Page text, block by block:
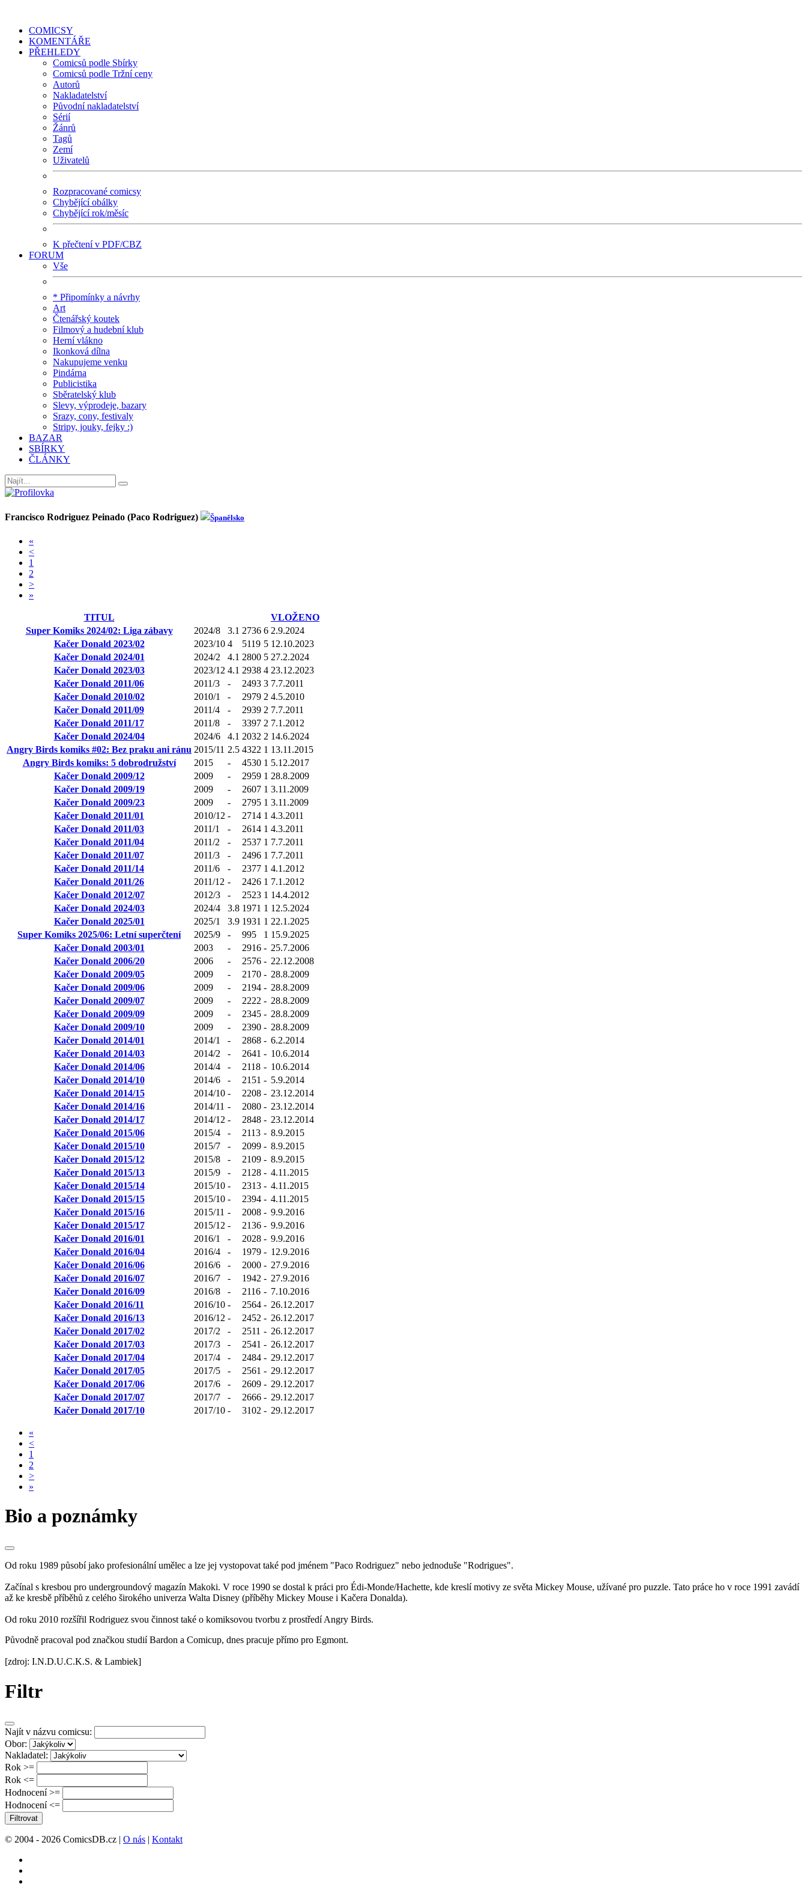
COMICSY
KOMENTÁŘE
PŘEHLEDY
Comicsů podle Sbírky
Comicsů podle Tržní ceny
Autorů
Nakladatelství
Původní nakladatelství
Sérií
Žánrů
Tagů
Zemí
Uživatelů
Rozpracované comicsy
Chybějící obálky
Chybějící rok/měsíc
K přečtení v PDF/CBZ
FORUM
Vše
* Připomínky a návrhy
Art
Čtenářský koutek
Filmový a hudební klub
Herní vlákno
Ikonková dílna
Nakupujeme venku
Pindárna
Publicistika
Sběratelský klub
Slevy, výprodeje, bazary
Srazy, cony, festivaly
Stripy, jouky, fejky :)
BAZAR
SBÍRKY
ČLÁNKY
Francisco Rodriguez Peinado (Paco Rodriguez) Španělsko
«
<
1
2
>
»
TITUL
VLOŽENO
Super Komiks 2024/02: Liga zábavy
2024/8 3.1 2736 6 2.9.2024
Kačer Donald 2023/02
2023/10 4 5119 5 12.10.2023
Kačer Donald 2024/01
2024/2 4.1 2800 5 27.2.2024
Kačer Donald 2023/03
2023/12 4.1 2938 4 23.12.2023
Kačer Donald 2011/06
2011/3 - 2493 3 7.7.2011
Kačer Donald 2010/02
2010/1 - 2979 2 4.5.2010
Kačer Donald 2011/09
2011/4 - 2939 2 7.7.2011
Kačer Donald 2011/17
2011/8 - 3397 2 7.1.2012
Kačer Donald 2024/04
2024/6 4.1 2032 2 14.6.2024
Angry Birds komiks #02: Bez praku ani ránu 2015/11 2.5 4322 1 13.11.2015
Angry Birds komiks: 5 dobrodružství
2015 - 4530 1 5.12.2017
Kačer Donald 2009/12
2009 - 2959 1 28.8.2009
Kačer Donald 2009/19
2009 - 2607 1 3.11.2009
Kačer Donald 2009/23
2009 - 2795 1 3.11.2009
Kačer Donald 2011/01
2010/12 - 2714 1 4.3.2011
Kačer Donald 2011/03
2011/1 - 2614 1 4.3.2011
Kačer Donald 2011/04
2011/2 - 2537 1 7.7.2011
Kačer Donald 2011/07
2011/3 - 2496 1 7.7.2011
Kačer Donald 2011/14
2011/6 - 2377 1 4.1.2012
Kačer Donald 2011/26
2011/12 - 2426 1 7.1.2012
Kačer Donald 2012/07
2012/3 - 2523 1 14.4.2012
Kačer Donald 2024/03
2024/4 3.8 1971 1 12.5.2024
Kačer Donald 2025/01
2025/1 3.9 1931 1 22.1.2025
Super Komiks 2025/06: Letní superčtení
2025/9 - 995 1 15.9.2025
Kačer Donald 2003/01
2003 - 2916 - 25.7.2006
Kačer Donald 2006/20
2006 - 2576 - 22.12.2008
Kačer Donald 2009/05
2009 - 2170 - 28.8.2009
Kačer Donald 2009/06
2009 - 2194 - 28.8.2009
Kačer Donald 2009/07
2009 - 2222 - 28.8.2009
Kačer Donald 2009/09
2009 - 2345 - 28.8.2009
Kačer Donald 2009/10
2009 - 2390 - 28.8.2009
Kačer Donald 2014/01
2014/1 - 2868 - 6.2.2014
Kačer Donald 2014/03
2014/2 - 2641 - 10.6.2014
Kačer Donald 2014/06
2014/4 - 2118 - 10.6.2014
Kačer Donald 2014/10
2014/6 - 2151 - 5.9.2014
Kačer Donald 2014/15
2014/10 - 2208 - 23.12.2014
Kačer Donald 2014/16
2014/11 - 2080 - 23.12.2014
Kačer Donald 2014/17
2014/12 - 2848 - 23.12.2014
Kačer Donald 2015/06
2015/4 - 2113 - 8.9.2015
Kačer Donald 2015/10
2015/7 - 2099 - 8.9.2015
Kačer Donald 2015/12
2015/8 - 2109 - 8.9.2015
Kačer Donald 2015/13
2015/9 - 2128 - 4.11.2015
Kačer Donald 2015/14
2015/10 - 2313 - 4.11.2015
Kačer Donald 2015/15
2015/10 - 2394 - 4.11.2015
Kačer Donald 2015/16
2015/11 - 2008 - 9.9.2016
Kačer Donald 2015/17
2015/12 - 2136 - 9.9.2016
Kačer Donald 2016/01
2016/1 - 2028 - 9.9.2016
Kačer Donald 2016/04
2016/4 - 1979 - 12.9.2016
Kačer Donald 2016/06
2016/6 - 2000 - 27.9.2016
Kačer Donald 2016/07
2016/7 - 1942 - 27.9.2016
Kačer Donald 2016/09
2016/8 - 2116 - 7.10.2016
Kačer Donald 2016/11
2016/10 - 2564 - 26.12.2017
Kačer Donald 2016/13
2016/12 - 2452 - 26.12.2017
Kačer Donald 2017/02
2017/2 - 2511 - 26.12.2017
Kačer Donald 2017/03
2017/3 - 2541 - 26.12.2017
Kačer Donald 2017/04
2017/4 - 2484 - 29.12.2017
Kačer Donald 2017/05
2017/5 - 2561 - 29.12.2017
Kačer Donald 2017/06
2017/6 - 2609 - 29.12.2017
Kačer Donald 2017/07
2017/7 - 2666 - 29.12.2017
Kačer Donald 2017/10
2017/10 - 3102 - 29.12.2017
«
<
1
2
>
»
Bio a poznámky
Od roku 1989 působí jako profesionální umělec a lze jej vystopovat také pod jménem "Paco Rodriguez" nebo jednoduše "Rodrigues".
Začínal s kresbou pro undergroundový magazín Makoki. V roce 1990 se dostal k práci pro Édi-Monde/Hachette, kde kreslí motivy ze světa Mickey Mouse, užívané pro puzzle. Tato práce ho v roce 1991 zavádí
až ke kresbě příběhů z celého širokého univerza Walta Disney (příběhy Mickey Mouse i Kačera Donalda).
Od roku 2010 rozšířil Rodriguez svou činnost také o komiksovou tvorbu z prostředí Angry Birds.
Původně pracoval pod značkou studií Bardon a Comicup, dnes pracuje přímo pro Egmont.
[zdroj: I.N.D.U.C.K.S. & Lambiek]
Filtr
Najít v názvu comicsu:
Obor:
Nakladatel:
Rok >=
Rok <=
Hodnocení >=
Hodnocení <=
Filtrovat
© 2004 - 2026 ComicsDB.cz | O nás | Kontakt